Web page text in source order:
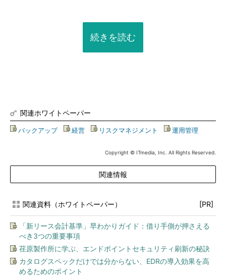
続きを読む
関連ホワイトペーパー
バックアップ| 経営 リスクマネジメント 運用管理
Copyright © ITmedia, Inc. All Rights Reserved.
関連情報
関連資料（ホワイトペーパー） [PR]
「新リース会計基準」早わかりガイド：借り手側が押さえる
べき3つの重要事項
荏原製作所に学ぶ、エンドポイントセキュリティ刷新の秘訣
カタログスペックだけでは分からない、EDRの導入効果を高
めるためのポイント